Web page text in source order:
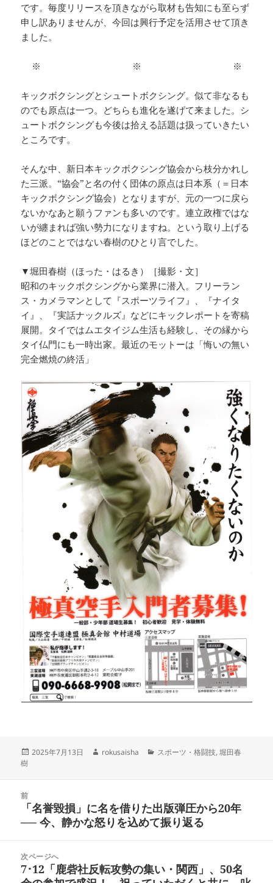
です。毎度リリースを頂きながら取材も告知にも至らず
申し訳ありませんが、今回は興行予定を活用させて頂き
ました。
※ ※ ※
キックボクシングとシュートボクシング。似て非なるも
のでも原点は一つ。どちらも進化を遂げて来ました。シ
ュートボクシングも今後は拾える話題は扱っていきたい
ところです。
そんな中、新日本キックボクシング協会から枝分かれし
た三派。“協会”と名の付く団体の原点は日本系（＝日本
キックボクシング協会）となりますが、元の一つに戻ら
ないかなあと願うファンも多いのです。連立政権ではな
いが纏まれば強い勢力になりますね。という取り上げる
ほどのことではない春樹のひとり言でした。
▼堀田春樹（ほった・はるき）［撮影・文］
昭和のキックボクシングから業界に潜入。フリーラン
ス・カメラマンとして『スポーツライフ』、『ナイタ
イ』、『実話ナックルズ』などにキックレポートを寄稿
展開。タイではムエタイジム生活も経験し、その縁から
タイ仏門にも一時出家。最近のモットーは「悔いの無い
完全燃焼の終活」
投
2025年7月13日
作
rokusaisha
カ
スポーツ・格闘技,堀田春
樹
前
前
の
稿:
「名誉毀損」に名を借りた出版弾圧から20年
── 今、静かな怒りを込めて振り返る
次ページへ
次
7･12「鹿砦社反転攻勢の集い・関西」、50名